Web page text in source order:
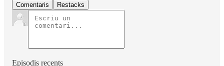
Comentaris Restacks
Episodis recents